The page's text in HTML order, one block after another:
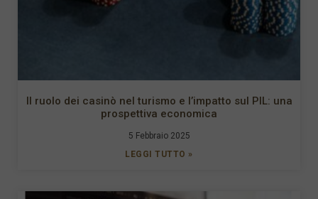
Il ruolo dei casinò nel turismo e l’impatto sul PIL: una
prospettiva economica
5 Febbraio 2025
LEGGI TUTTO »